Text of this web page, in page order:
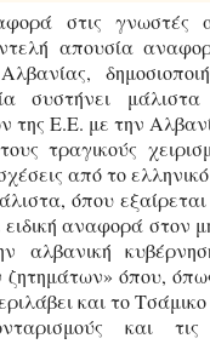
στις γνωστές
απουσία
συστήνει
της Ε.Ε. με την
τραγικούς
από το
όπου
ειδική αναφορά στον
αλβανική
όπου,
και το
και τις